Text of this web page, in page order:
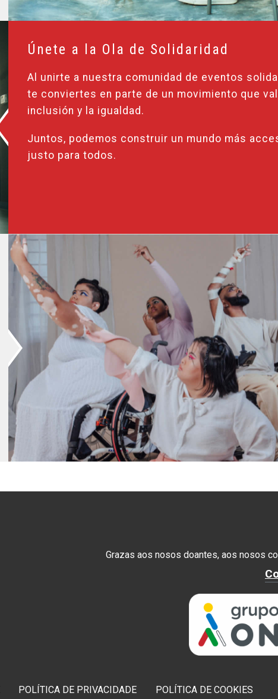
Únete a la Ola de Solidaridad
Al unirte a nuestra comunidad de eventos
te conviertes en parte de un movimiento que
inclusión y la igualdad.
Juntos, podemos construir un mundo más
justo para todos.
Grazas aos nosos doantes, aos nosos
POLÍTICA DE PRIVACIDADE POLÍTICA DE COOKIES